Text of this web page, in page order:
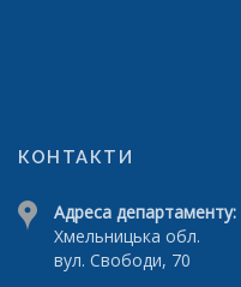
КОНТАКТИ
Адреса департаменту:
Хмельницька обл.
вул. Свободи, 70